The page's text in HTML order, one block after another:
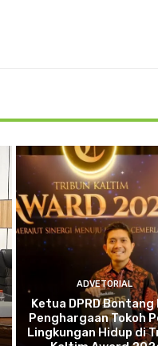
ADVETORIAL
Ketua DPRD Bontang
Penghargaan Tokoh
Lingkungan Hidup di